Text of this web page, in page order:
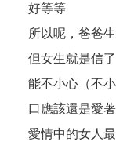
好等等
所以呢，爸爸
但女生就是信
能不小心（不
口應該還是愛
愛情中的女人